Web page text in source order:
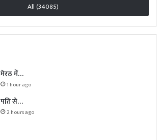
All (34085)
मेरठ में…
1 hour ago
पति से…
2 hours ago